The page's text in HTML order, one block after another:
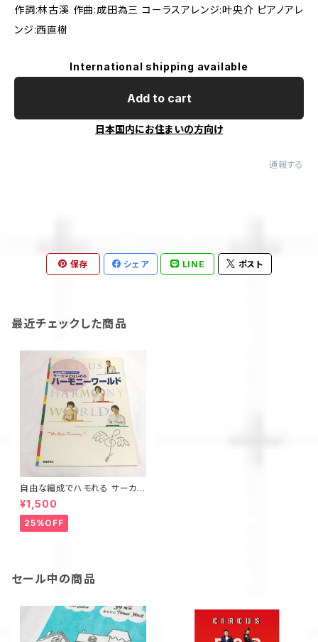
作詞:林古溪 作曲:成田為三 コーラスアレンジ:叶央介 ピアノアレ
ンジ:西直樹
International shipping available
Add to cart
日本国内にお住まいの方向け
通報する
保存 シェア LINE ポスト
最近チェックした商品
自由な編成でハモれる サーカス
とはじめるハーモニーワールド
¥1,500
25%OFF
セール中の商品